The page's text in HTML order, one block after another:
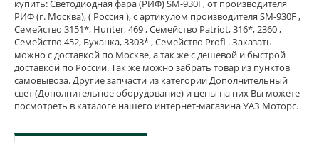
купить: Светодиодная фара (РИФ) SM-930F, от производителя
РИФ (г. Москва), ( Россия ), с артикулом производителя SM-930F ,
Семейство 3151*, Hunter, 469 , Семейство Patriot, 316*, 2360 ,
Семейство 452, Буханка, 3303* , Семейство Profi . Заказать
можно с доставкой по Москве, а так же с дешевой и быстрой
доставкой по России. Так же можно забрать товар из пунктов
самовывоза. Другие запчасти из категории Дополнительный
свет (Дополнительное оборудование) и цены на них Вы можете
посмотреть в каталоге нашего интернет-магазина УАЗ Моторс.